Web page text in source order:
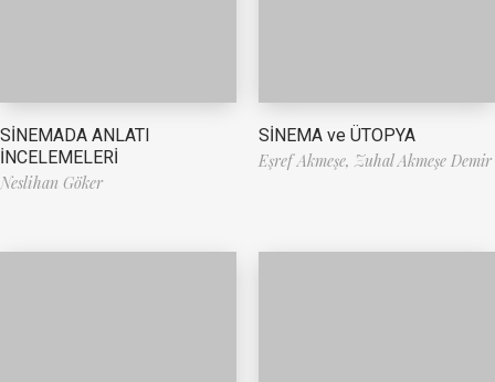
SİNEMADA ANLATI
İNCELEMELERİ
Neslihan Göker
SİNEMA ve ÜTOPYA
Eşref Akmeşe, Zuhal Akmeşe Demir